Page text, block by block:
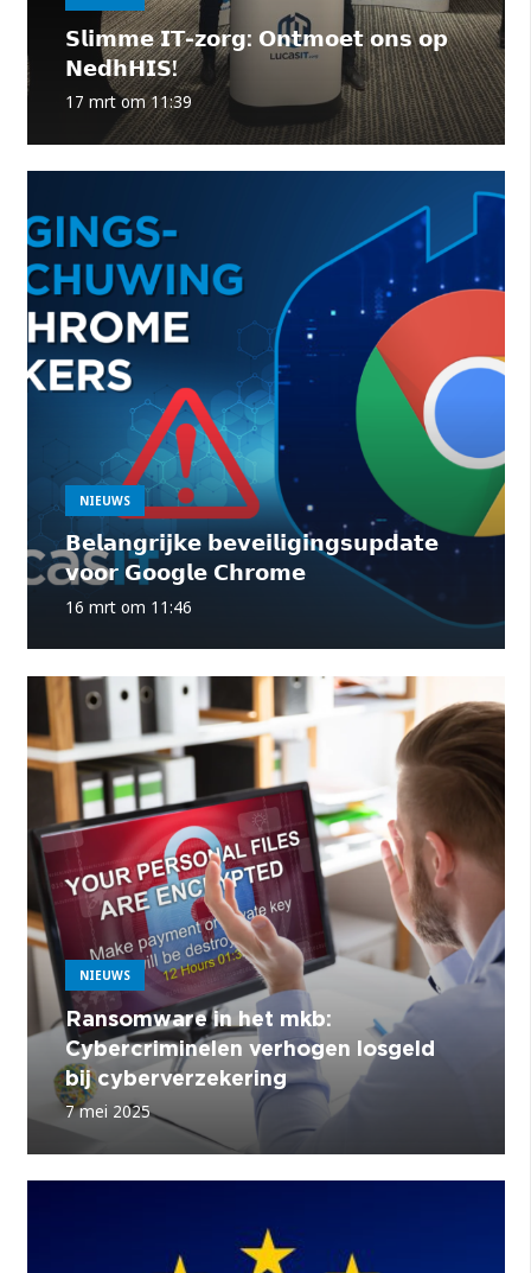
𝗦𝗹𝗶𝗺𝗺𝗲 𝗜𝗧-𝘇𝗼𝗿𝗴: 𝗢𝗻𝘁𝗺𝗼𝗲𝘁 𝗼𝗻𝘀 𝗼𝗽
𝗡𝗲𝗱𝗵𝗛𝗜𝗦!
17 mrt om 11:39
NIEUWS
𝗕𝗲𝗹𝗮𝗻𝗴𝗿𝗶𝗷𝗸𝗲 𝗯𝗲𝘃𝗲𝗶𝗹𝗶𝗴𝗶𝗻𝗴𝘀𝘂𝗽𝗱𝗮𝘁𝗲
𝘃𝗼𝗼𝗿 𝗚𝗼𝗼𝗴𝗹𝗲 𝗖𝗵𝗿𝗼𝗺𝗲
16 mrt om 11:46
NIEUWS
Ransomware in het mkb:
Cybercriminelen verhogen losgeld
bij cyberverzekering
7 mei 2025